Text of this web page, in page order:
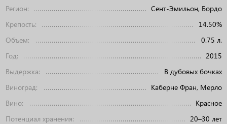
Регион:
Сент-Эмильон, Бордо
Крепость:
14.50%
Объем:
0.75 л.
Год:
2015
Выдержка:
В дубовых бочках
Виноград:
Каберне Фран, Мерло
Вино:
Красное
Потенциал хранения:
20–30 лет